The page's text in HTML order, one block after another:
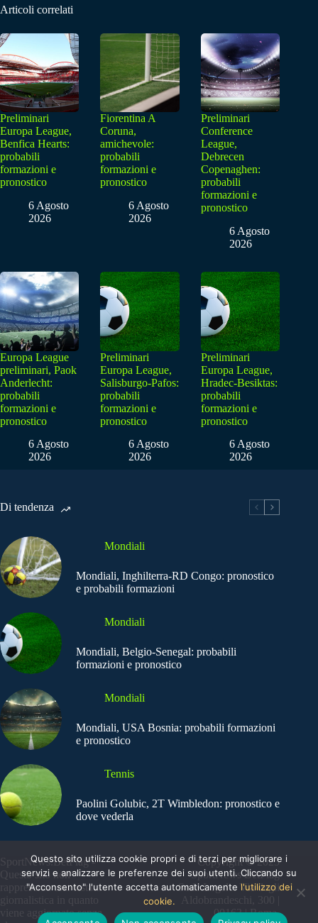
Articoli correlati
Preliminari
Europa League,
Benfica Hearts:
probabili
formazioni e
pronostico
6 Agosto
2026
Fiorentina A
Coruna,
amichevole:
probabili
formazioni e
pronostico
6 Agosto
2026
Preliminari
Conference
League,
Debrecen
Copenaghen:
probabili
formazioni e
pronostico
6 Agosto
2026
Europa League
preliminari, Paok
Anderlecht:
probabili
formazioni e
pronostico
6 Agosto
2026
Preliminari
Europa League,
Salisburgo-Pafos:
probabili
formazioni e
pronostico
6 Agosto
2026
Preliminari
Europa League,
Hradec-Besiktas:
probabili
formazioni e
pronostico
6 Agosto
2026
Di tendenza
Mondiali
Mondiali, Inghilterra-RD Congo: pronostico
e probabili formazioni
Mondiali
Mondiali, Belgio-Senegal: probabili
formazioni e pronostico
Mondiali
Mondiali, USA Bosnia: probabili formazioni
e pronostico
Tennis
Paolini Golubic, 2T Wimbledon: pronostico e
dove vederla
SportNews.BetFlag -
Questo sito non
rappresenta una testata
giornalistica in quanto
viene aggiornato senza
Copyright © 2025
SportNews BetFlag
Sede Legale: Via degli
Aldobrandeschi, 300 |
00163 | Roma
Questo sito utilizza cookie propri e di terzi per migliorare i
servizi e analizzare le preferenze dei suoi utenti. Cliccando su
"Acconsento" l'utente accetta automaticamente l'utilizzo dei
cookie.